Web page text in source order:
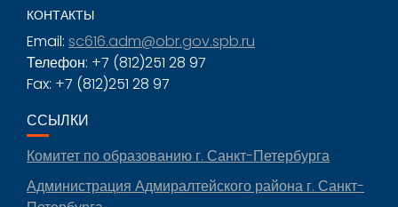
КОНТАКТЫ
Email: sc616.adm@obr.gov.spb.ru
Телефон: +7 (812)251 28 97
Fax: +7 (812)251 28 97
ССЫЛКИ
Комитет по образованию г. Санкт-Петербурга
Администрация Адмиралтейского района г. Санкт-